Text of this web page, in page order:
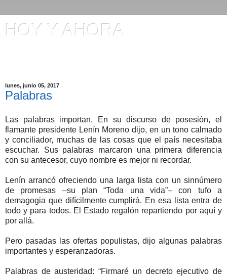
HOY Y AHORA
lunes, junio 05, 2017
Palabras
Las palabras importan. En su discurso de posesión, el
flamante presidente Lenín Moreno dijo, en un tono calmado
y conciliador, muchas de las cosas que el país necesitaba
escuchar. Sus palabras marcaron una primera diferencia
con su antecesor, cuyo nombre es mejor ni recordar.
Lenín arrancó ofreciendo una larga lista con un sinnúmero
de promesas –su plan “Toda una vida”– con tufo a
demagogia que difícilmente cumplirá. En esa lista entra de
todo y para todos. El Estado regalón repartiendo por aquí y
por allá.
Pero pasadas las ofertas populistas, dijo algunas palabras
importantes y esperanzadoras.
Palabras de austeridad: “Firmaré un decreto ejecutivo de